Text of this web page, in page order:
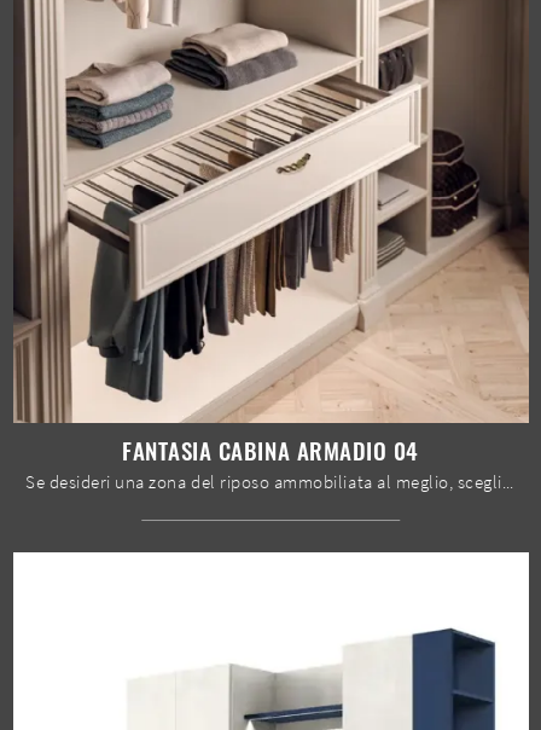
FANTASIA CABINA ARMADIO 04
Se desideri una zona del riposo ammobiliata al meglio, scegli l'armadio Fantasia Cabina Armadio 04 con ante battenti di Le Fablier!